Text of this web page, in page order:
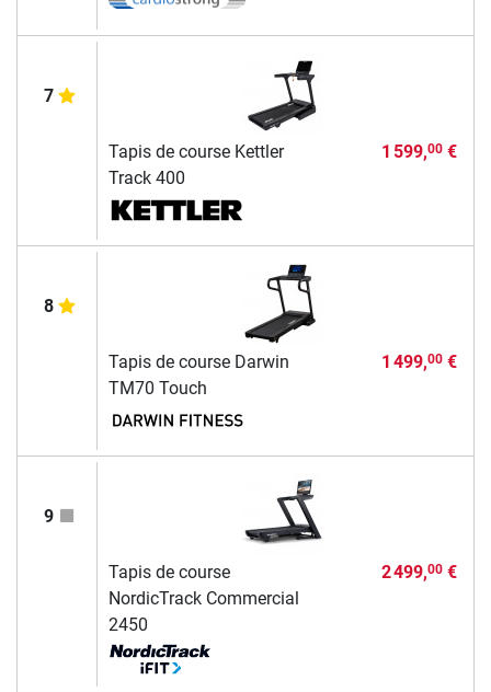
7
Tapis de course Kettler
Track 400
1 599,00€
8
Tapis de course Darwin
TM70 Touch
1 499,00€
9
Tapis de course
NordicTrack Commercial
2450
2 499,00€